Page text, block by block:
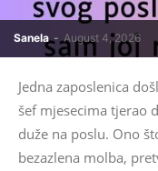
Sanela - August 4, 2026
Jedna zaposlenica
šef mjesecima tjerao
duže na poslu. Ono
bezazlena molba,